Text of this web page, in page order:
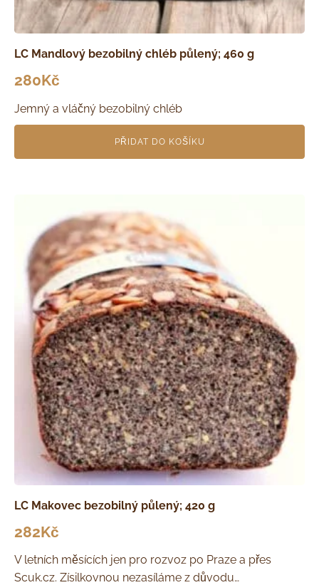
LC Mandlový bezobilný chléb půlený; 460 g
280Kč
Jemný a vláčný bezobilný chléb
PŘIDAT DO KOŠÍKU
LC Makovec bezobilný půlený; 420 g
282Kč
V letních měsících jen pro rozvoz po Praze a přes
Scuk.cz. Zísilkovnou nezasíláme z důvodu…